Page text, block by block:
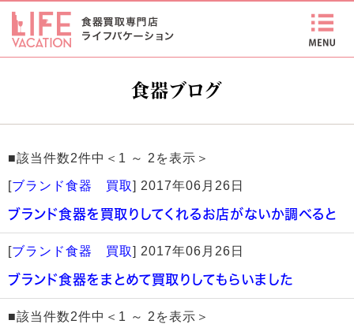
食器ブログ
■該当件数2件中＜1 ～ 2を表示＞
[ブランド食器 買取] 2017年06月26日
ブランド食器を買取りしてくれるお店がないか調べると
[ブランド食器 買取] 2017年06月26日
ブランド食器をまとめて買取りしてもらいました
■該当件数2件中＜1 ～ 2を表示＞